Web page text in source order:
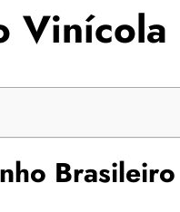
Vinícola
Brasileiro